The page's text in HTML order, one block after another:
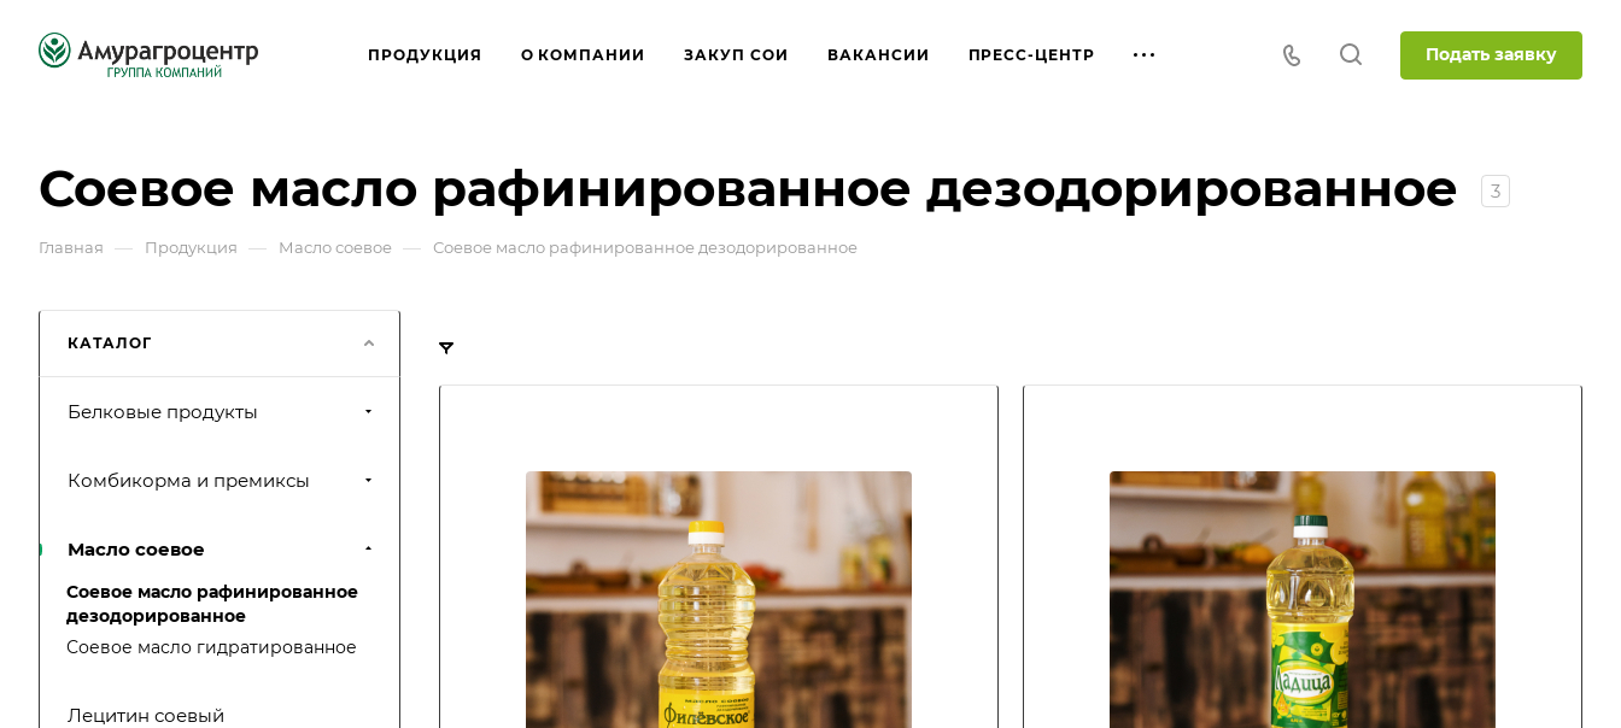
ПРОДУКЦИЯ О КОМПАНИИ ЗАКУП СОИ ВАКАНСИИ ПРЕСС-ЦЕНТР Подать заявку
Соевое масло рафинированное дезодорированное 3
Главная — Продукция — Масло соевое — Соевое масло рафинированное дезодорированное
КАТАЛОГ
Белковые продукты
Комбикорма и премиксы
Масло соевое
Соевое масло рафинированное
дезодорированное
Соевое масло гидратированное
Лецитин соевый